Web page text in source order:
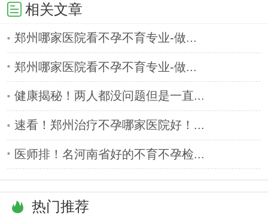
相关文章
郑州哪家医院看不孕不育专业-做...
郑州哪家医院看不孕不育专业-做...
健康揭秘！两人都没问题但是一直...
速看！郑州治疗不孕哪家医院好！...
医师排！名河南省好的不育不孕检...
热门推荐